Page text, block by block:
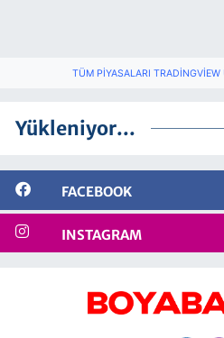
TÜM PIYASALARI TRADINGVIEW
Yükleniyor...
FACEBOOK
INSTAGRAM